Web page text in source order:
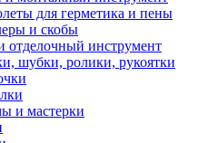
для герметика и пены
и скобы
отделочный инструмент
шубки, ролики, рукоятки
и мастерки